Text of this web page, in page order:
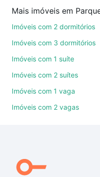
de imóveis.
ruas, bairros e até
também pode usar os
quartos, suítes, com
comodidades, como
Qual o preço de
Imóveis com 2 dormitórios
Imóveis com 3 dormitórios
Imóveis com 1 suíte
Imóveis com 2 suítes
Imóveis com 1 vaga
Imóveis com 2 vagas